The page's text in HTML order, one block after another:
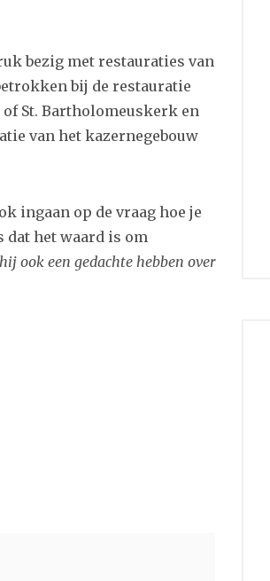
bezig met restauraties van
bij de restauratie
of St. Bartholomeuskerk en
van het kazernegebouw
ingaan op de vraag hoe je
dat het waard is om
ook een gedachte hebben over